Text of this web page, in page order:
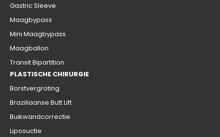
Gastric Sleeve
Maagbypass
Mini Maagbypass
Maagballon
Transit Bipartition
PLASTISCHE CHIRURGIE
Borstvergroting
Braziliaanse Butt Lift
Buikwandcorrectie
Liposuctie